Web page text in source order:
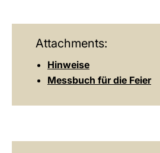
Attachments:
Hinweise
Messbuch für die Feier